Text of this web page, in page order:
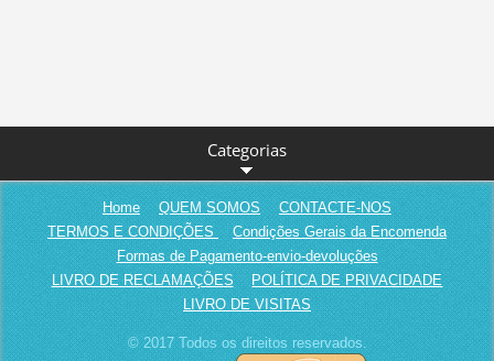
Categorias
Home QUEM SOMOS
CONTACTE-NOS
TERMOS E CONDIÇÕES
Condições Gerais da Encomenda
Formas de Pagamento-envio-devoluções
LIVRO DE RECLAMAÇÕES
POLÍTICA DE PRIVACIDADE
LIVRO DE VISITAS
© 2017 Todos os direitos reservados.